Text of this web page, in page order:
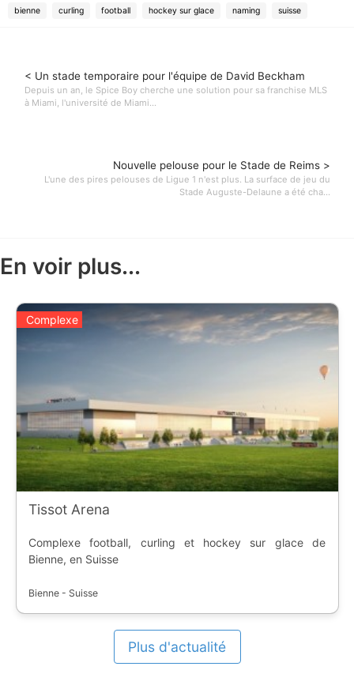
bienne curling football hockey sur glace naming suisse
< Un stade temporaire pour l'équipe de David Beckham
Depuis un an, le Spice Boy cherche une solution pour sa franchise MLS
à Miami, l'université de Miami...
Nouvelle pelouse pour le Stade de Reims >
L'une des pires pelouses de Ligue 1 n'est plus. La surface de jeu du
Stade Auguste-Delaune a été cha...
En voir plus...
Complexe
Tissot Arena
Complexe football, curling et hockey sur glace de
Bienne, en Suisse
Bienne - Suisse
Plus d'actualité